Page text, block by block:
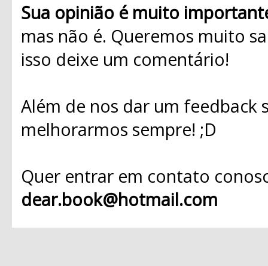
Sua opinião é muito
mas não é. Queremos muito
isso deixe um comentário!
Além de nos dar um
melhorarmos sempre! ;D
Quer entrar em contato
dear.book@hotmail.com